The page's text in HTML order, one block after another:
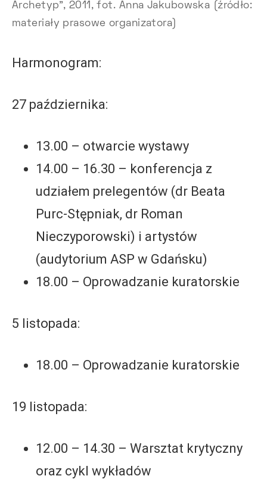
Archetyp”, 2011, fot. Anna Jakubowska (źródło:
materiały prasowe organizatora)
Harmonogram:
27 października:
13.00 – otwarcie wystawy
14.00 – 16.30 – konferencja z
udziałem prelegentów (dr Beata
Purc-Stępniak, dr Roman
Nieczyporowski) i artystów
(audytorium ASP w Gdańsku)
18.00 – Oprowadzanie kuratorskie
5 listopada:
18.00 – Oprowadzanie kuratorskie
19 listopada:
12.00 – 14.30 – Warsztat krytyczny
oraz cykl wykładów